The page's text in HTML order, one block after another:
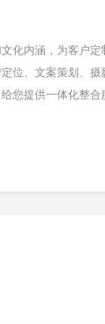
化内涵，为客户定
位、文案策划、摄
您提供一体化整合